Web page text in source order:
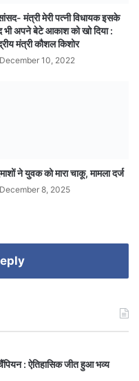
मंत्री मेरी पत्नी विधायक इसके
भी अपने बेटे आकाश को खो दिया :
मंत्री कौशल किशोर
December 10, 2022
ने युवक को मारा चाकू, मामला दर्ज
December 8, 2025
: ऐतिहासिक जीत हुआ भव्य